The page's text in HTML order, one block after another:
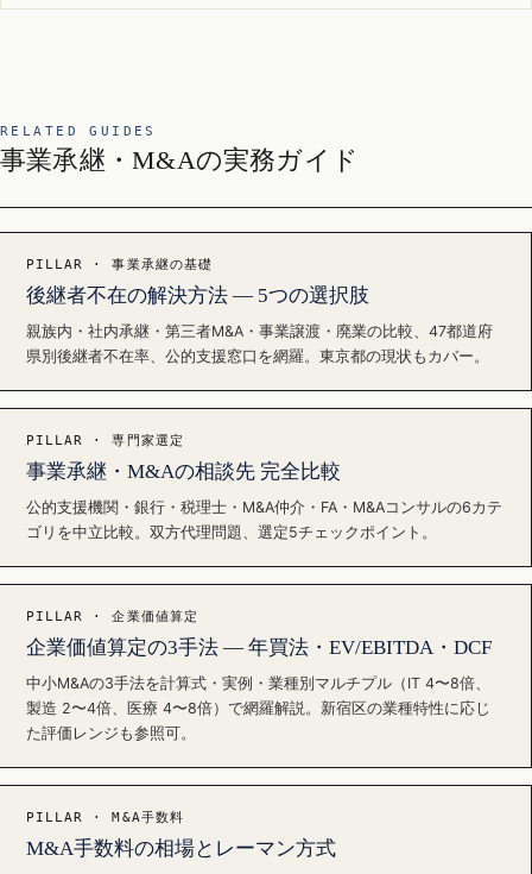
RELATED GUIDES
事業承継・M&Aの実務ガイド
PILLAR · 事業承継の基礎
後継者不在の解決方法 — 5つの選択肢
親族内・社内承継・第三者M&A・事業譲渡・廃業の比較、47都道府
県別後継者不在率、公的支援窓口を網羅。東京都の現状もカバー。
PILLAR · 専門家選定
事業承継・M&Aの相談先 完全比較
公的支援機関・銀行・税理士・M&A仲介・FA・M&Aコンサルの6カテ
ゴリを中立比較。双方代理問題、選定5チェックポイント。
PILLAR · 企業価値算定
企業価値算定の3手法 — 年買法・EV/EBITDA・DCF
中小M&Aの3手法を計算式・実例・業種別マルチプル（IT 4〜8倍、
製造 2〜4倍、医療 4〜8倍）で網羅解説。新宿区の業種特性に応じ
た評価レンジも参照可。
PILLAR · M&A手数料
M&A手数料の相場とレーマン方式